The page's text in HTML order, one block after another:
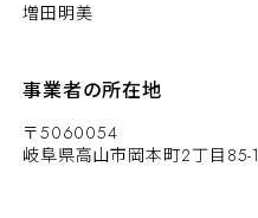
増田明美
事業者の所在地
〒5060054
岐阜県高山市岡本町2丁目85-1